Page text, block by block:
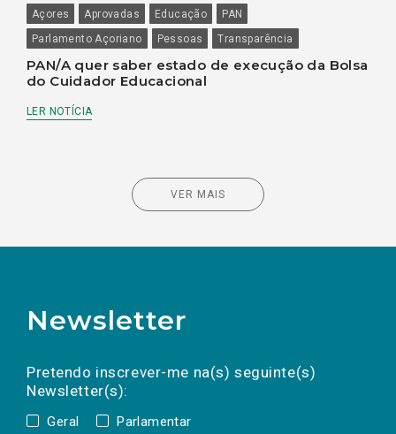
Açores Aprovadas Educação
PAN
Parlamento Açoriano
Pessoas Transparência
PAN/A quer saber estado de execução da Bolsa
do Cuidador Educacional
LER NOTÍCIA
VER MAIS
Newsletter
Pretendo inscrever-me na(s) seguinte(s)
Newsletter(s):
Geral Parlamentar
a(s) newsletter(s).
mail